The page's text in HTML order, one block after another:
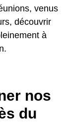
venus
découvrir
à
nos
du